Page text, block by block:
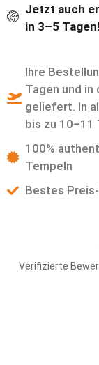
Jetzt auch
in 3–5 Tagen!
Ihre
Tagen und in
geliefert. In
bis zu 10–11
100%
Tempeln
Bestes
Verifizierte